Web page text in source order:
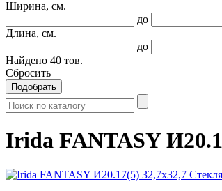
Ширина, см.
до
Длина, см.
до
Найдено 40 тов.
Сбросить
Подобрать
Irida FANTASY